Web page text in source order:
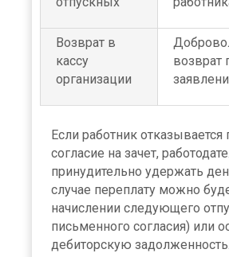
Возврат в
кассу
организации
возврат
Если работник
согласие на зачет,
принудительно удержать
случае переплату можно
начислении следующего
письменного согласия) или
дебиторскую задолженность.